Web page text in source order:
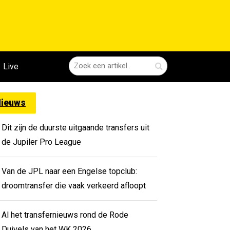
Live
Dit zijn de duurste uitgaande transfers uit
de Jupiler Pro League
Van de JPL naar een Engelse topclub:
droomtransfer die vaak verkeerd afloopt
Al het transfernieuws rond de Rode